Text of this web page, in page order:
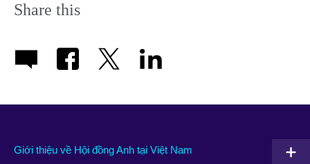
Share this
Giới thiệu về Hội đồng Anh tại Việt Nam